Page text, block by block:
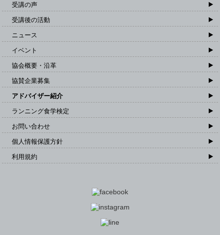
受講の声
受講後の活動
ニュース
イベント
協会概要・沿革
協賛企業募集
アドバイザー紹介
ランニング食学検定
お問い合わせ
個人情報保護方針
利用規約